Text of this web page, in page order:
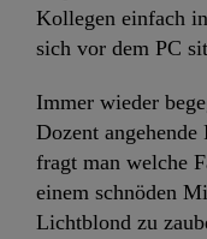
Kollegen einfach
sich vor dem PC
Immer wieder
Dozent
fragt man welche
einem schnöden
Lichtblond zu